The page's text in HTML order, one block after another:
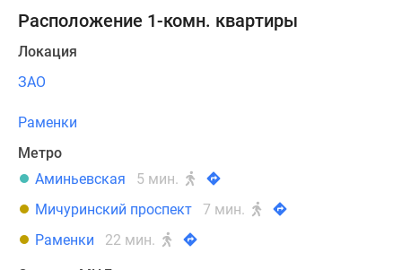
Расположение 1-комн. квартиры
Локация
ЗАО
Раменки
Метро
Аминьевская
5 мин.
Мичуринский проспект
7 мин.
Раменки
22 мин.